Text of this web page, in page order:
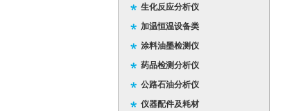
生化反应分析仪
加温恒温设备类
涂料油墨检测仪
药品检测分析仪
公路石油分析仪
仪器配件及耗材